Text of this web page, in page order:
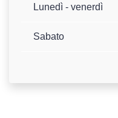
Lunedì - venerdì
Sabato